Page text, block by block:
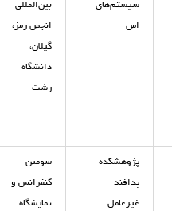
سیستم‌های
امن
بین‌المللی
انجمن رمز،
گیلان،
دانشگاه
رشت
پژوهشکده
پدافند
غیرعامل
سومین
کنفرانس و
نمایشگاه